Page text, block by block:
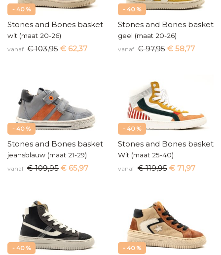
- 40 %
Stones and Bones baskettertje
wit (maat 20-26)
vanaf € 103,95 € 62,37
- 40 %
Stones and Bones
geel (maat 20-26)
vanaf € 97,95 € 58,77
- 40 %
Stones and Bones basketters
jeansblauw (maat 21-29)
vanaf € 109,95 € 65,97
- 40 %
Stones and Bones
Wit (maat 25-40)
vanaf € 119,95 € 71,97
- 40 % - 40 %